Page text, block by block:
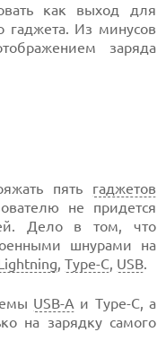
как выход для
гаджета. Из минусов
заряда
пять гаджетов
не придется
Дело в том, что
шнурами на
,Type-C, USB.
USB-A и Type-C, а
на зарядку самого